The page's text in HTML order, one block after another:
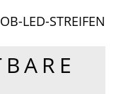
LED-STREIFEN